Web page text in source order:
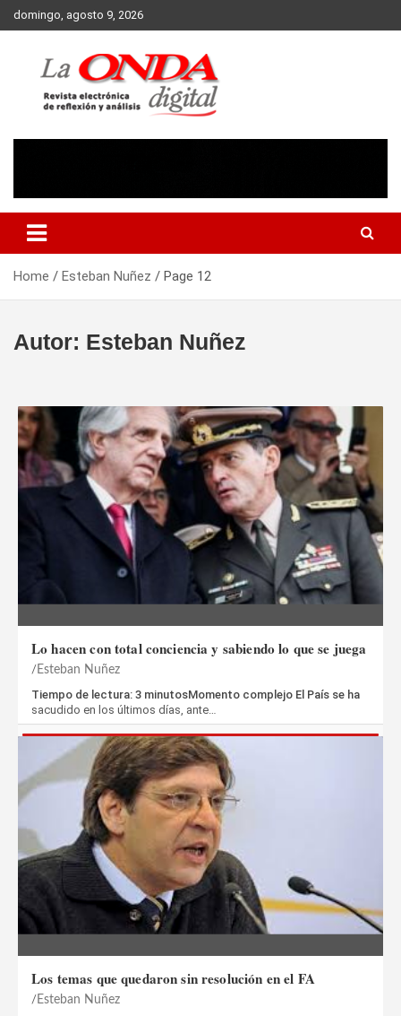
Skip
to
domingo, agosto 9, 2026
Home Esteban Nuñez Page 12
Autor: Esteban Nuñez
Lo hacen con total conciencia y sabiendo lo que se juega
Esteban Nuñez
Tiempo de lectura: 3 minutosMomento complejo El País se ha
sacudido en los últimos días, ante…
Los temas que quedaron sin resolución en el FA
Esteban Nuñez